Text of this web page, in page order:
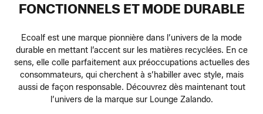
FONCTIONNELS ET MODE DURABLE
Ecoalf est une marque pionnière dans l’univers de la mode
durable en mettant l’accent sur les matières recyclées. En ce
sens, elle colle parfaitement aux préoccupations actuelles des
consommateurs, qui cherchent à s’habiller avec style, mais
aussi de façon responsable. Découvrez dès maintenant tout
l’univers de la marque sur Lounge Zalando.